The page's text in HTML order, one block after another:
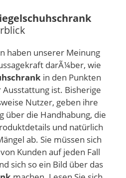
haben unserer Meinung
darÃ¼ber, wie
in den Punkten
ist. Bisherige
Nutzer, geben ihre
über die Handhabung, die
und natürlich
ab. Sie müssen sich
Kunden auf jeden Fall
sich so ein Bild über das